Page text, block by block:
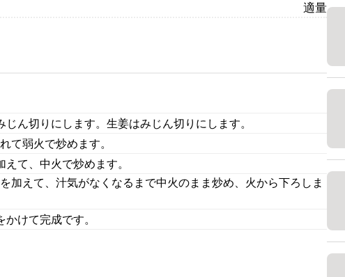
適量
ん切りにします。生姜はみじん切りにします。
て弱火で炒めます。
て、中火で炒めます。
加えて、汁気がなくなるまで中火のまま炒め、火から下ろしま
けて完成です。